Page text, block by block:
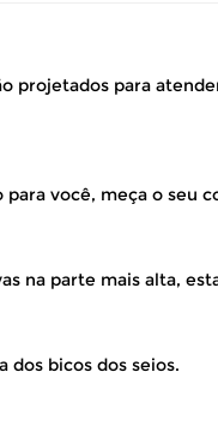
projetados para
você, meça o seu
na parte mais alta,
dos bicos dos seios.